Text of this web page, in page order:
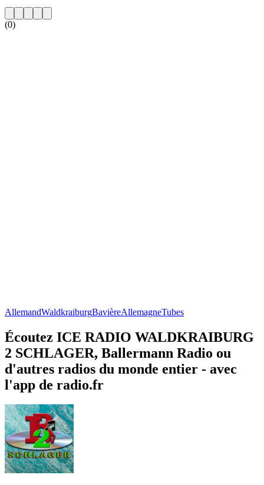
(0)
AllemandWaldkraiburgBavièreAllemagneTubes
Écoutez ICE RADIO WALDKRAIBURG
2 SCHLAGER, Ballermann Radio ou
d'autres radios du monde entier - avec
l'app de radio.fr